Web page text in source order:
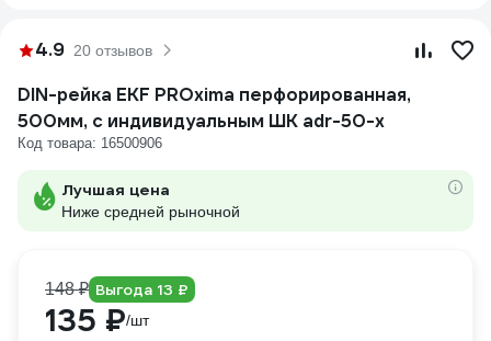
4.9 20 отзывов
DIN-рейка EKF PROxima перфорированная,
500мм, с индивидуальным ШК adr-50-x
Код товара: 16500906
Лучшая цена
Ниже средней рыночной
148 ₽ Выгода 13 ₽
135 ₽/шт